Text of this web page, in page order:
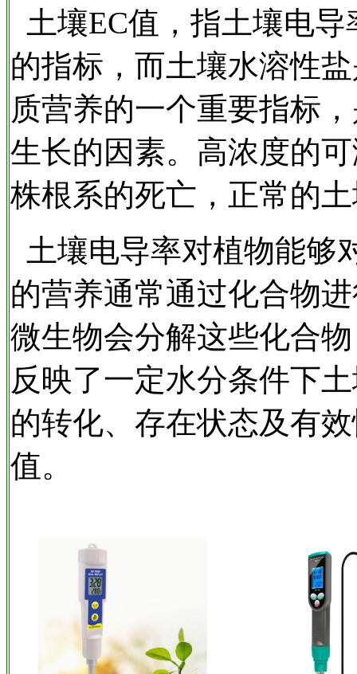
土壤EC值，指土壤电
的指标，而土壤水溶性
质营养的一个重要指标
生长的因素。高浓度的
株根系的死亡，正常的
土壤电导率对植物能够
的营养通常通过化合物
微生物会分解这些化合
反映了一定水分条件下
的转化、存在状态及有
值。